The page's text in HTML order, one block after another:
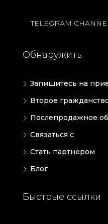
TELEGRAM CHANNEL
Обнаружить
Запишитесь на
Второе
Послепродажное
Связаться с
Стать партнером
Блог
Быстрые ссылки